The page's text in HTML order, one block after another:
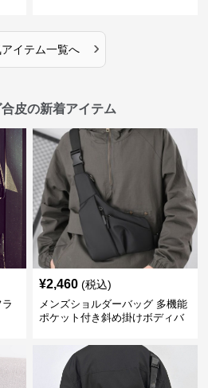
アイテム一覧へ ›
皮の新着アイテム
¥2,460 (税込)
メンズショルダーバッグ 多機能
ポケット付き斜め掛けボディバ